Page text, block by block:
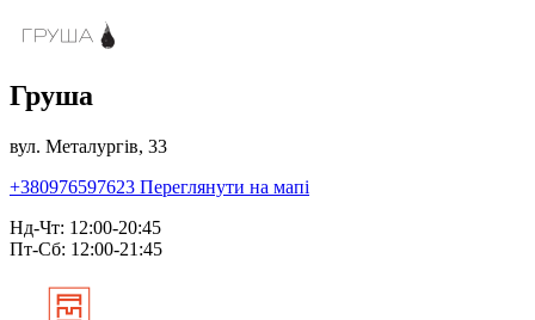
Груша
вул. Металургів, 33
+380976597623 Переглянути на мапі
Нд-Чт: 12:00-20:45
Пт-Сб: 12:00-21:45